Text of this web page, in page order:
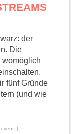
der
Die
womöglich
fünf Gründe
(und wie